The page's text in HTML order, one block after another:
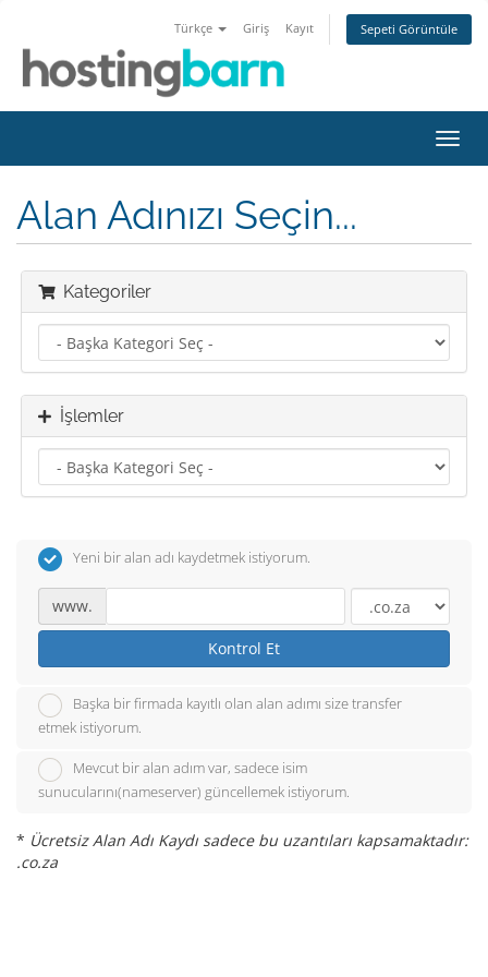
Türkçe Giriş Kayıt Sepeti Görüntüle
Alan Adınızı Seçin...
Kategoriler
İşlemler
Yeni bir alan adı kaydetmek istiyorum.
www.
Kontrol Et
Başka bir firmada kayıtlı olan alan adımı size transfer
etmek istiyorum.
Mevcut bir alan adım var, sadece isim
sunucularını(nameserver) güncellemek istiyorum.
* Ücretsiz Alan Adı Kaydı sadece bu uzantıları kapsamaktadır:
.co.za